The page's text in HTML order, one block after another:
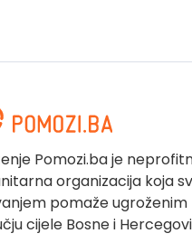
Pomozi.ba je
organizacija koja
pomaže ugroženim
cijele Bosne i